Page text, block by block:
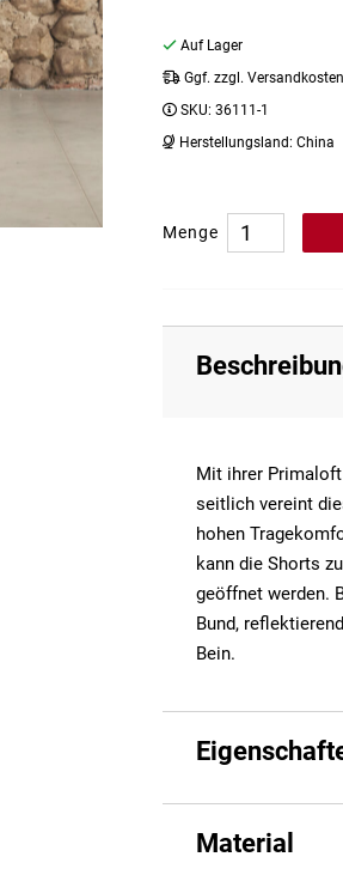
Auf Lager
Ggf. zzgl. Versandkosten
SKU: 36111-1
Herstellungsland: China
Menge
Mit ihrer
seitlich vereint
hohen
kann die Shorts
geöffnet werden.
Bund,
Bein.
Material